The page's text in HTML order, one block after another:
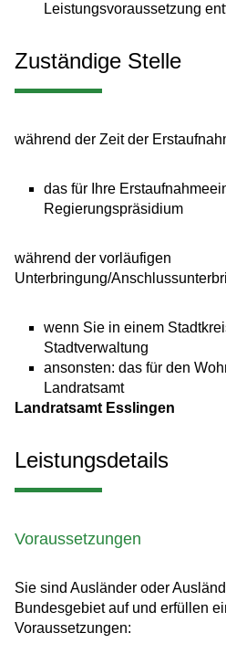
Leistungsvoraussetzung
Zuständige Stelle
während der Zeit der
das für Ihre
Regierungspräsidium
während der vorläufigen
Unterbringung/
wenn Sie in einem
Stadtverwaltung
ansonsten: das für den
Landratsamt
Landratsamt Esslingen
Leistungsdetails
Voraussetzungen
Sie sind Ausländer oder
Bundesgebiet auf und erfüllen
Voraussetzungen: